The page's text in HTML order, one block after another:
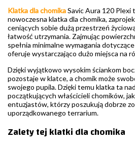
Klatka dla chomikaSavic Aura 120 Plexi
nowoczesna klatka dla chomika,
ceniących sobie dużą przestrzeń
łatwość utrzymania. Zajmując
spełnia minimalne wymagania
oferuje wystarczająco dużo miejsca na
Dzięki wyjątkowo wysokim ściankom
pozostaje w klatce, a chomik może
swojego pupila. Dzięki temu klatka ta
początkujących właścicieli chomików,
entuzjastów, którzy poszukują dobrze
uporządkowanego terrarium.
Zalety tej klatki dla chomika